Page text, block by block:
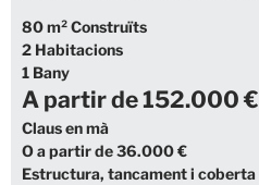
80 m² Construïts
2 Habitacions
1 Bany
A partir de 152.000 €
Claus en mà
O a partir de 36.000 €
Estructura, tancament i coberta